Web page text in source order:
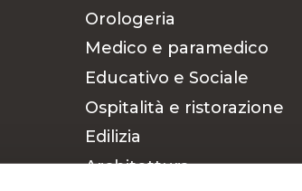
Orologeria
Medico e paramedico
Educativo e Sociale
Ospitalità e ristorazione
Edilizia
Architettura